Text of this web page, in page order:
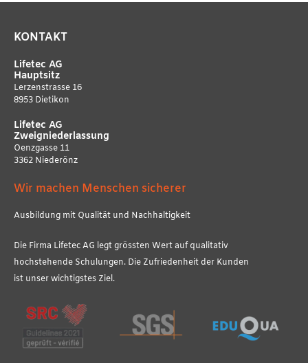
KONTAKT
Lifetec AG
Hauptsitz
Lerzenstrasse 16
8953 Dietikon
Lifetec AG
Zweigniederlassung
Oenzgasse 11
3362 Niederönz
Wir machen Menschen sicherer
Ausbildung mit Qualität und Nachhaltigkeit
Die Firma Lifetec AG legt grössten Wert auf qualitativ
hochstehende Schulungen. Die Zufriedenheit der Kunden
ist unser wichtigstes Ziel.